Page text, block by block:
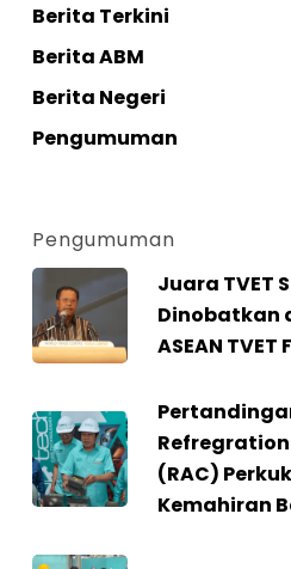
Berita Terkini
Berita ABM
Berita Negeri
Pengumuman
Pengumuman
Juara TVET
Dinobatkan
ASEAN
(RAC)
Kemahiran